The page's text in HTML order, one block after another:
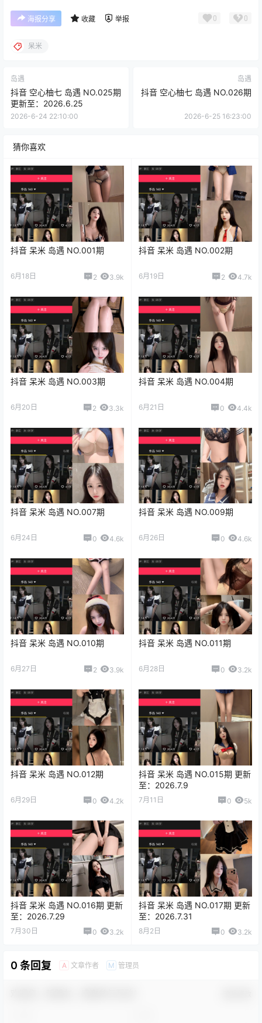
海报分享 收藏 举报 0 0
呆米
岛遇
抖音 空心柚七 岛遇 NO.025期
更新至：2026.6.25
2026-6-24 22:10:00
岛遇
抖音 空心柚七 岛遇 NO.026期
2026-6-25 16:23:00
猜你喜欢
抖音 呆米 岛遇 NO.001期
6月18日 2 3.9k
抖音 呆米 岛遇 NO.002期
6月19日 2 4.7k
抖音 呆米 岛遇 NO.003期
6月20日 2 3.3k
抖音 呆米 岛遇 NO.004期
6月21日 0 4.4k
抖音 呆米 岛遇 NO.007期
6月24日 0 4.6k
抖音 呆米 岛遇 NO.009期
6月26日 0 4.6k
抖音 呆米 岛遇 NO.010期
6月27日 2 3.9k
抖音 呆米 岛遇 NO.011期
6月28日 0 3.2k
抖音 呆米 岛遇 NO.012期
6月29日 0 4.2k
抖音 呆米 岛遇 NO.015期 更新
至：2026.7.9
7月11日 0 5k
抖音 呆米 岛遇 NO.016期 更新
至：2026.7.29
7月30日 0 3.2k
抖音 呆米 岛遇 NO.017期 更新
至：2026.7.31
8月2日 0 3.2k
0 条回复 A 文章作者 M 管理员